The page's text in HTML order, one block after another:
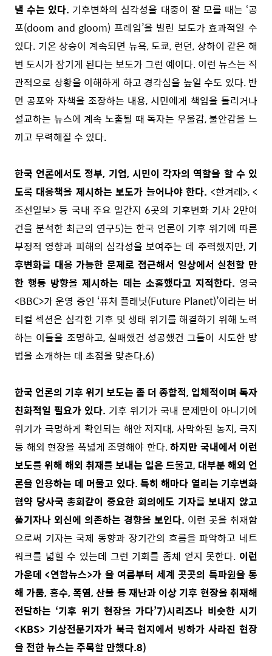
낼 수는 있다. 기후변화의 심각성을 대중이 잘 모를 때는 ‘공
포(doom and gloom) 프레임’을 빌린 보도가 효과적일 수
있다. 기온 상승이 계속되면 뉴욕, 도쿄, 런던, 상하이 같은 해
변 도시가 잠기게 된다는 보도가 그런 예이다. 이런 뉴스는 직
관적으로 상황을 이해하게 하고 경각심을 높일 수도 있다. 반
면 공포와 자책을 조장하는 내용, 시민에게 책임을 돌리거나
설교하는 뉴스에 계속 노출될 때 독자는 우울감, 불안감을 느
끼고 무력해질 수 있다.
한국 언론에서도 정부, 기업, 시민이 각자의 역할을 할 수 있
도록 대응책을 제시하는 보도가 늘어나야 한다. <한겨레>, <
조선일보> 등 국내 주요 일간지 6곳의 기후변화 기사 2만여
건을 분석한 최근의 연구5)는 한국 언론이 기후 위기에 따른
부정적 영향과 피해의 심각성을 보여주는 데 주력했지만, 기
후변화를 대응 가능한 문제로 접근해서 일상에서 실천할 만
한 행동 방향을 제시하는 데는 소홀했다고 지적한다. 영국
<BBC>가 운영 중인 ‘퓨처 플래닛(Future Planet)’이라는 버
티컬 섹션은 심각한 기후 및 생태 위기를 해결하기 위해 노력
하는 이들을 조명하고, 실패했건 성공했건 그들이 시도한 방
법을 소개하는 데 초점을 맞춘다.6)
한국 언론의 기후 위기 보도는 좀 더 종합적, 입체적이며 독자
친화적일 필요가 있다. 기후 위기가 국내 문제만이 아니기에
위기가 극명하게 확인되는 해안 저지대, 사막화된 농지, 극지
등 해외 현장을 폭넓게 조명해야 한다.하지만 국내에서 이런
보도를 위해 해외 취재를 보내는 일은 드물고, 대부분 해외 언
론을 인용하는 데 머물고 있다. 특히 해마다 열리는 기후변화
협약 당사국 총회같이 중요한 회의에도 기자를 보내지 않고
풀기자나 외신에 의존하는 경향을 보인다. 이런 곳을 취재함
으로써 기자는 국제 동향과 장기간의 흐름을 파악하고 네트
워크를 넓힐 수 있는데 그런 기회를 좀체 얻지 못한다. 이런
가운데 <연합뉴스>가 올 여름부터 세계 곳곳의 특파원을 통
해 가뭄, 홍수, 폭염, 산불 등 재난과 이상 기후 현장을 취재해
전달하는 ‘기후 위기 현장을 가다’7)시리즈나 비슷한 시기
<KBS> 기상전문기자가 북극 현지에서 빙하가 사라진 현장
을 전한 뉴스는 주목할 만했다.8)